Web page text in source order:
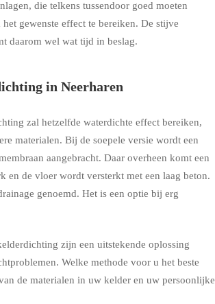
die telkens tussendoor goed moeten
gewenste effect te bereiken. De stijve
daarom wel wat tijd in beslag.
in Neerharen
zal hetzelfde waterdichte effect bereiken,
materialen. Bij de soepele versie wordt een
aangebracht. Daar overheen komt een
en de vloer wordt versterkt met een laag beton.
genoemd. Het is een optie bij erg
zijn een uitstekende oplossing
Welke methode voor u het beste
de materialen in uw kelder en uw persoonlijke